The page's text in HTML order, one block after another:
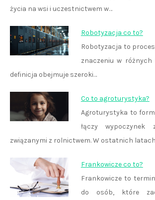
życia na wsi i uczestnictwem w…
Robotyzacja co to?
Robotyzacja to
znaczeniu w
definicja obejmuje szeroki…
Co to agroturystyka?
Agroturystyka to
łączy wypoczynek
związanymi z rolnictwem. W ostatnich
Frankowicze co to?
Frankowicze to
do osób, które